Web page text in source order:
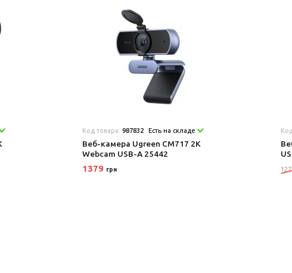
Код товара: 987832 Есть на складе
Веб-камера Ugreen CM717 2K
Webcam USB-A 25442
1379 грн